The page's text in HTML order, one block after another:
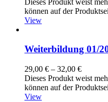
können auf der
View
Weiterbildung 01/
29,00 € – 32,00 €
Dieses Produkt weist
können auf der
View